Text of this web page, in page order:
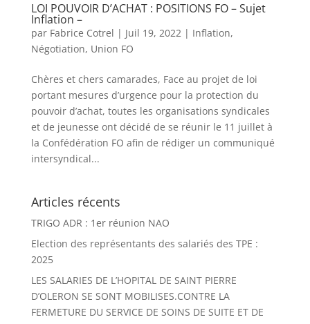
LOI POUVOIR D’ACHAT : POSITIONS FO – Sujet
Inflation –
par Fabrice Cotrel | Juil 19, 2022| Inflation,
Négotiation, Union FO
Chères et chers camarades, Face au projet de loi
portant mesures d’urgence pour la protection du
pouvoir d’achat, toutes les organisations syndicales
et de jeunesse ont décidé de se réunir le 11 juillet à
la Confédération FO afin de rédiger un communiqué
intersyndical...
Articles récents
TRIGO ADR : 1er réunion NAO
Election des représentants des salariés des TPE :
2025
LES SALARIES DE L’HOPITAL DE SAINT PIERRE
D’OLERON SE SONT MOBILISES.CONTRE LA
FERMETURE DU SERVICE DE SOINS DE SUITE ET DE